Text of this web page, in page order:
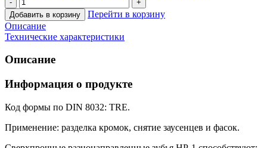
Добавить в корзину
Перейти в корзину
Описание
Технические характеристики
Описание
Информация о продукте
Код формы по DIN 8032: TRE.
Применение: разделка кромок, снятие заусенцев и фасок.